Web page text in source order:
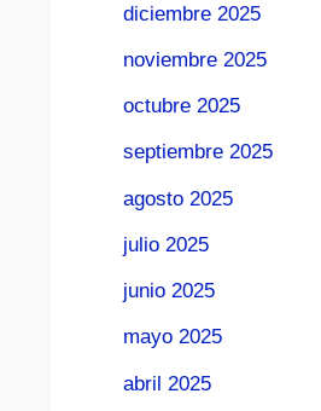
diciembre 2025
noviembre 2025
octubre 2025
septiembre 2025
agosto 2025
julio 2025
junio 2025
mayo 2025
abril 2025